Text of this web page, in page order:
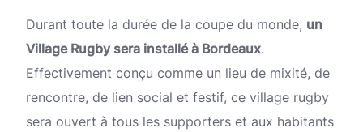
Durant toute la durée de la coupe du monde, un
Village Rugby sera installé à Bordeaux.
Effectivement conçu comme un lieu de mixité, de
rencontre, de lien social et festif, ce village rugby
sera ouvert à tous les supporters et aux habitants